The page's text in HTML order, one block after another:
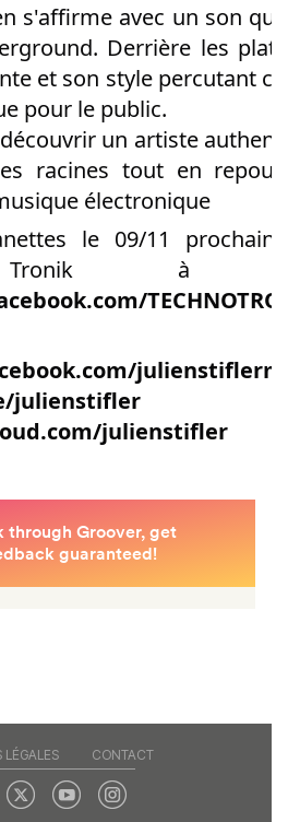
s'affirme avec un son qui
Derrière les
et son style percutant
pour le public.
un artiste
racines tout en
électronique
le 09/11
Tronik à
julienstifler
julienstifler
CONTACT